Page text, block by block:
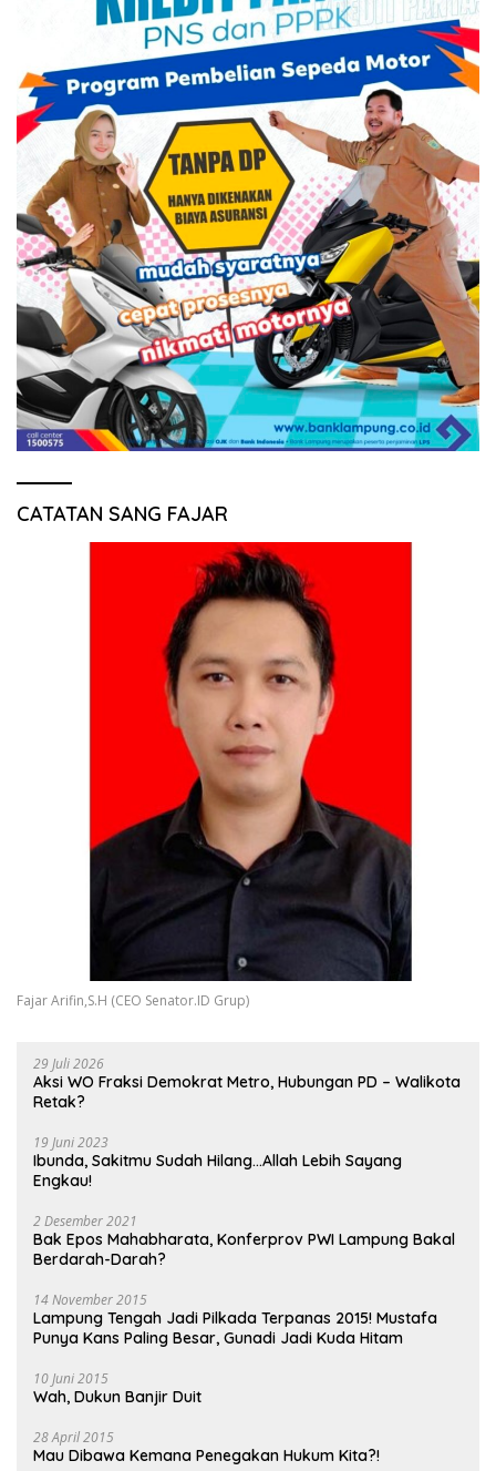
CATATAN SANG FAJAR
Fajar Arifin,S.H (CEO Senator.ID Grup)
29 Juli 2026
Aksi WO Fraksi Demokrat Metro, Hubungan PD – Walikota
Retak?
19 Juni 2023
Ibunda, Sakitmu Sudah Hilang…Allah Lebih Sayang
Engkau!
2 Desember 2021
Bak Epos Mahabharata, Konferprov PWI Lampung Bakal
Berdarah-Darah?
14 November 2015
Lampung Tengah Jadi Pilkada Terpanas 2015! Mustafa
Punya Kans Paling Besar, Gunadi Jadi Kuda Hitam
10 Juni 2015
Wah, Dukun Banjir Duit
28 April 2015
Mau Dibawa Kemana Penegakan Hukum Kita?!